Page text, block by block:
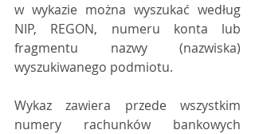
w wykazie można wyszukać według
NIP, REGON, numeru konta lub
fragmentu nazwy (nazwiska)
wyszukiwanego podmiotu.
Wykaz zawiera przede wszystkim
numery rachunków bankowych